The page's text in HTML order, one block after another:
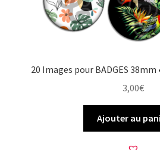
20 Images pour BADGES 38mm
3,00€
Ajouter au